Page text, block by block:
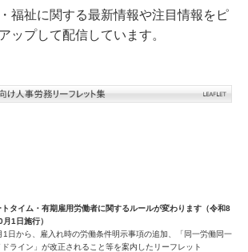
福祉に関する最新情報や注目情報をピ
ップして配信しています。
トタイム・有期雇用労働者に関するルールが変わります（令和8
月1日施行）
1日から、雇入れ時の労働条件明示事項の追加、「同一労働同一
ドライン」が改正されること等を案内したリーフレット